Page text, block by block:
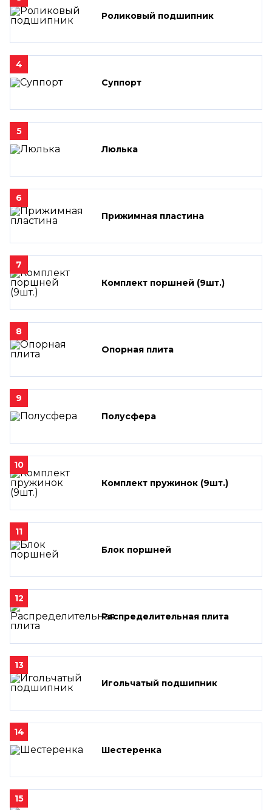
Роликовый подшипник
4
Суппорт
5
Люлька
6
Прижимная пластина
7
Комплект поршней (9шт.)
8
Опорная плита
9
Полусфера
10
Комплект пружинок (9шт.)
11
Блок поршней
12
Распределительная плита
13
Игольчатый подшипник
14
Шестеренка
15